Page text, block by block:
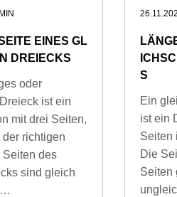
EINES GL
DREIECKS
oder
ist ein
mit drei Seiten,
richtigen
Seiten des
sind gleich
S
Ein
ist ein
Seiten
Die
Seiten